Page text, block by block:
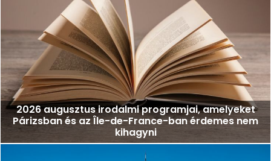
2026 augusztus irodalmi programjai, amelyeket
Párizsban és az Île-de-France-ban érdemes nem
kihagyni